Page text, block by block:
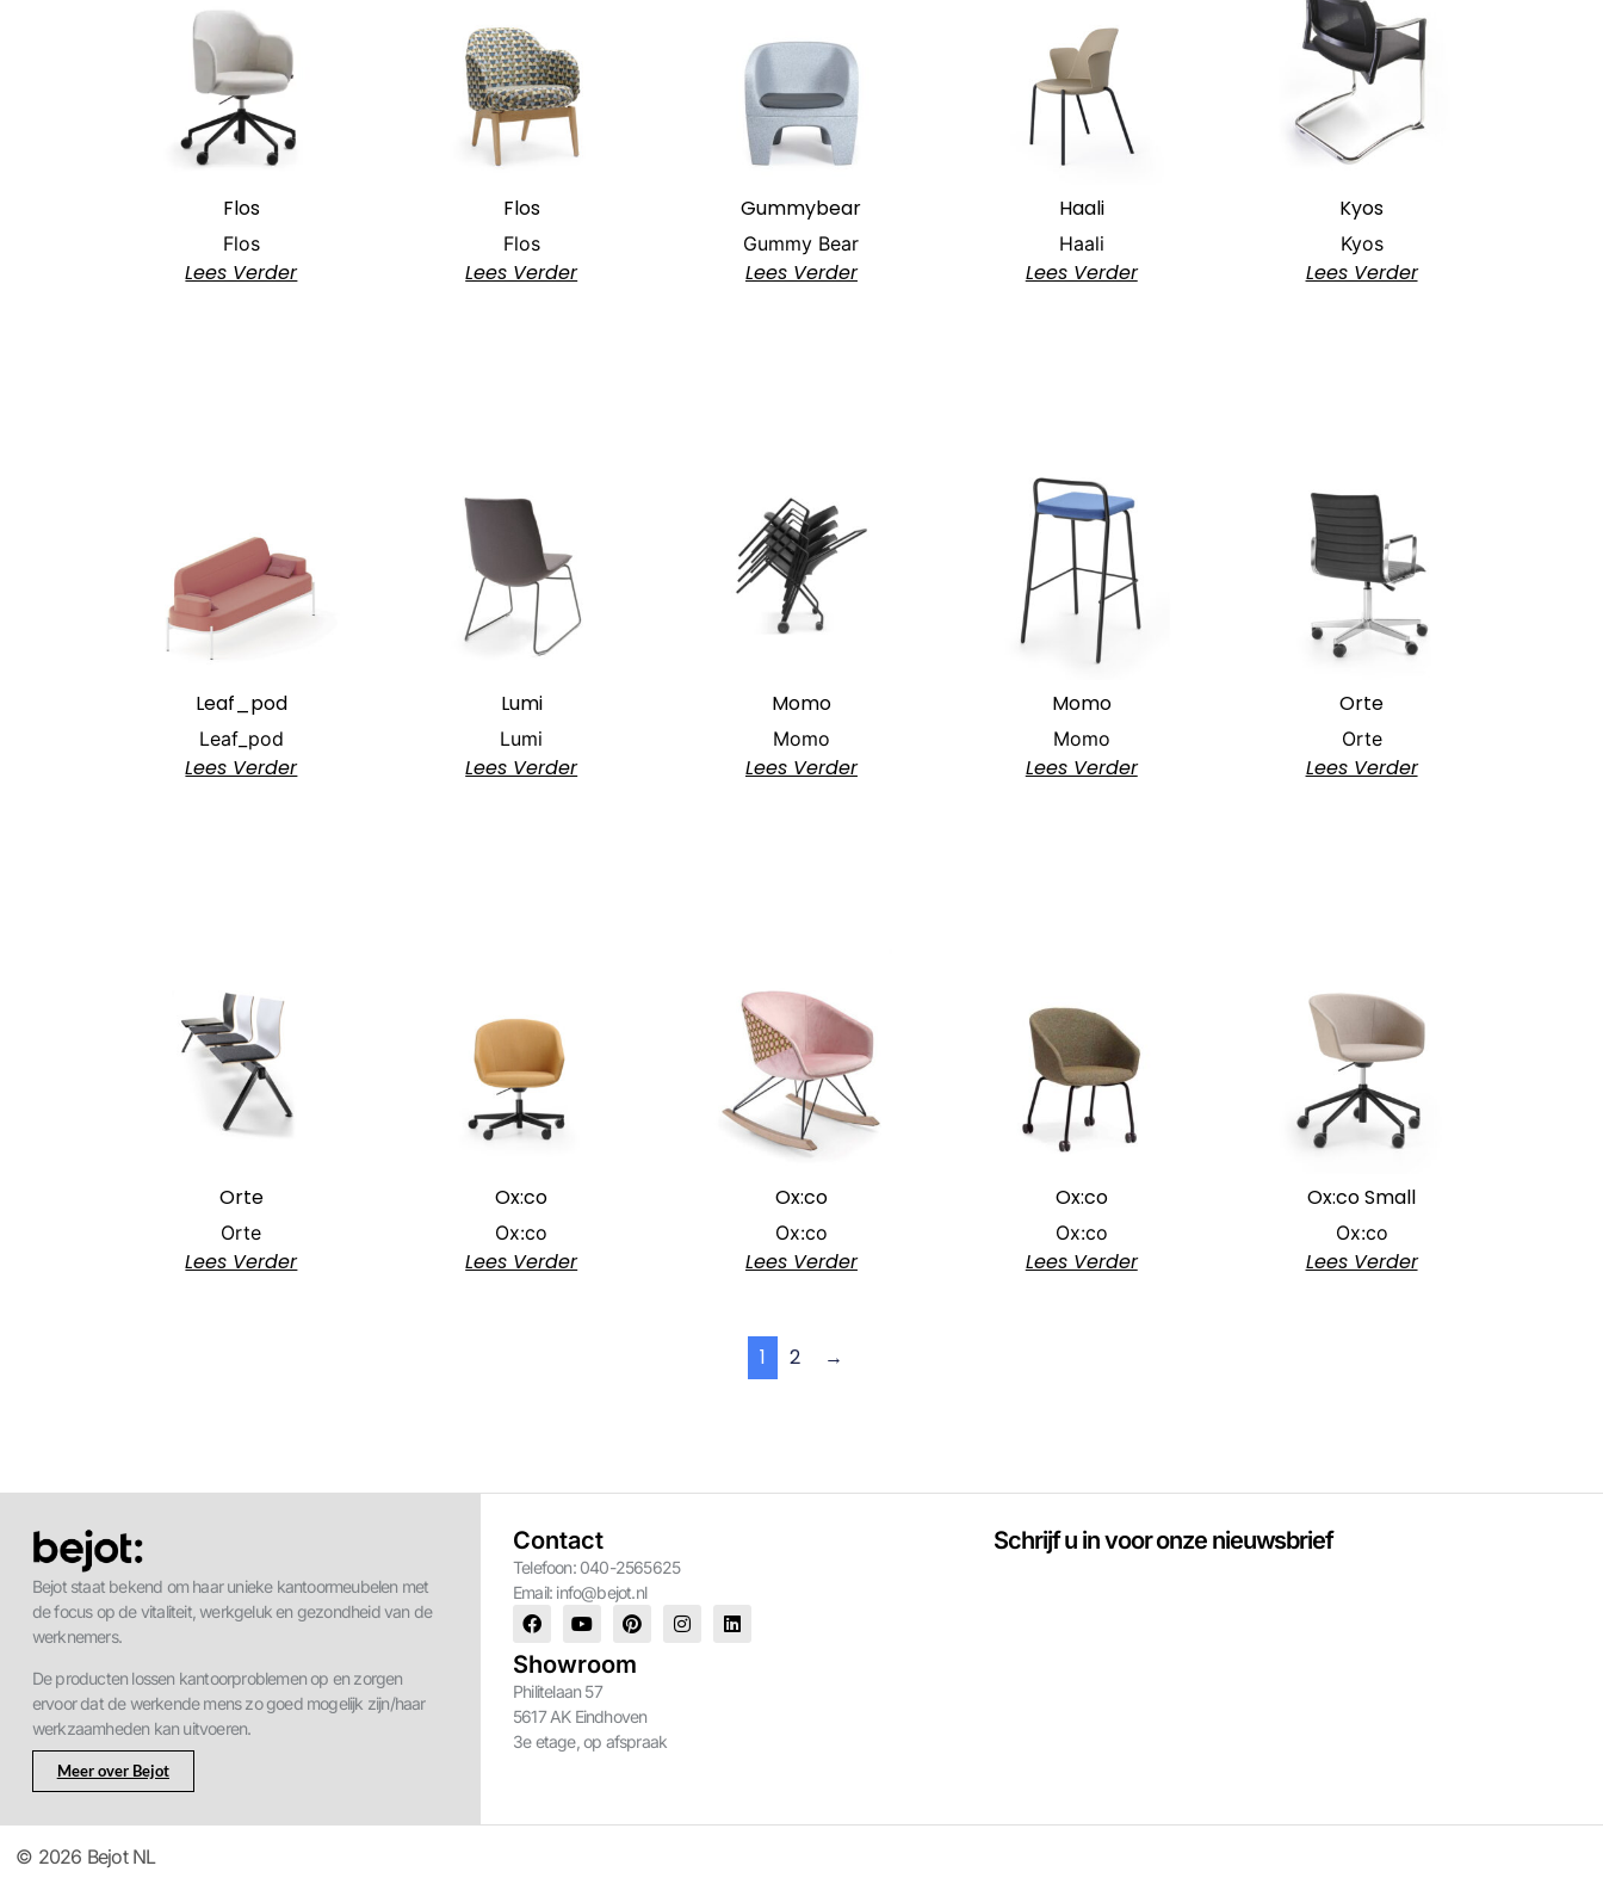
Flos
Flos
Lees Verder
Flos
Flos
Lees Verder
Gummybear
Gummy Bear
Lees Verder
Haali
Haali
Lees Verder
Kyos
Kyos
Lees Verder
Leaf_pod
Leaf_pod
Lees Verder
Lumi
Lumi
Lees Verder
Momo
Momo
Lees Verder
Momo
Momo
Lees Verder
Orte
Orte
Lees Verder
Orte
Orte
Lees Verder
Ox:co
Ox:co
Lees Verder
Ox:co
Ox:co
Lees Verder
Ox:co
Ox:co
Lees Verder
Ox:co Small
Ox:co
Lees Verder
1 2 →
Bejot staat bekend om haar unieke kantoormeubelen met
de focus op de vitaliteit, werkgeluk en gezondheid van de
werknemers.
De producten lossen kantoorproblemen op en zorgen
ervoor dat de werkende mens zo goed mogelijk zijn/haar
werkzaamheden kan uitvoeren.
Meer over Bejot
Contact
Telefoon: 040-2565625
Email: info@bejot.nl
Showroom
Philitelaan 57
5617 AK Eindhoven
3e etage, op afspraak
Schrijf u in voor onze nieuwsbrief
© 2026 Bejot NL